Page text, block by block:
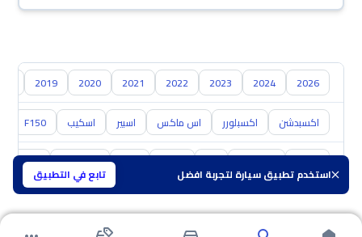
استخدم تطبيق سيارة لتجربة افضل تابع في التطبيق
2026
2024
2023
2022
2021
2020
2019
اكسبدشن اكسبلورر اس ماكس اسبير اسكيب F150
سوزوكي هافال